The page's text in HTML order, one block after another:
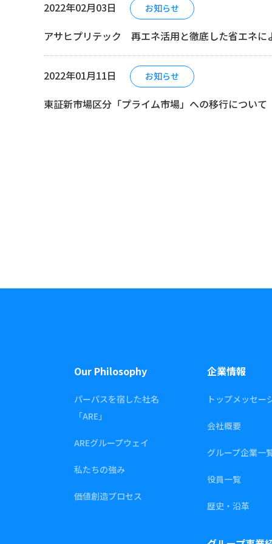
2022年02月03日 お知らせ
アサヒプリテック 再エネ活用と徹底した省エネ
2022年01月11日 お知らせ
東証新市場区分「プライム市場」への移行について
Our Philosophy
パーパスを宿した社名
「ARE」
AREグループウェイ
私たちの強み
価値創造プロセス
企業情報
トップメッセー
会社概要
グループ企業一
役員一覧
歴史・沿革